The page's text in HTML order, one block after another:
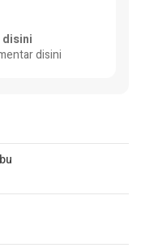
disini
disini